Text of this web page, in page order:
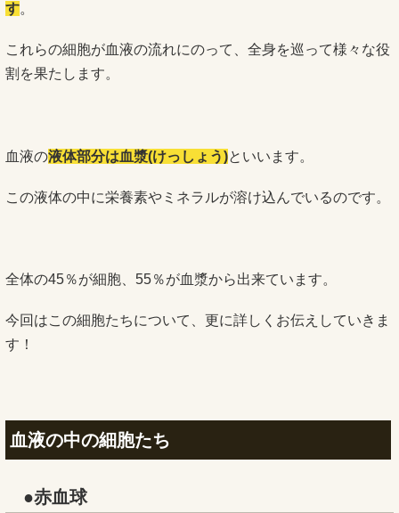
す。
これらの細胞が血液の流れにのって、全身を巡って様々な役
割を果たします。
血液の液体部分は血漿(けっしょう)といいます。
この液体の中に栄養素やミネラルが溶け込んでいるのです。
全体の45％が細胞、55％が血漿から出来ています。
今回はこの細胞たちについて、更に詳しくお伝えしていきま
す！
血液の中の細胞たち
●赤血球